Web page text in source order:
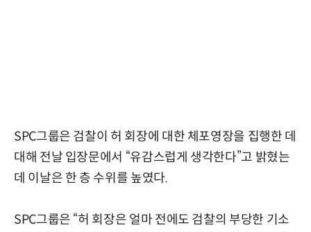
SPC그룹은 검찰이 허 회장에 대한 체포영장을 집행한 데
대해 전날 입장문에서 “유감스럽게 생각한다”고 밝혔는
데 이날은 한 층 수위를 높였다.
SPC그룹은 “허 회장은 얼마 전에도 검찰의 부당한 기소